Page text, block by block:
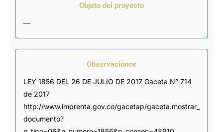
Objeto del proyecto
—
Observaciones
LEY 1856 DEL 26 DE JULIO DE 2017 Gaceta N° 714
de 2017
http://www.imprenta.gov.co/gacetap/gaceta.mostrar_
documento?